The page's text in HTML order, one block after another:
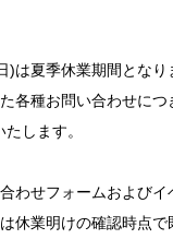
は夏季休業期間となり
各種お問い合わせにつ
します。
わせフォームおよび
休業明けの確認時点